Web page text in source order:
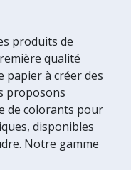
produits de
qualité
papier à créer des
proposons
de colorants pour
disponibles
Notre gamme